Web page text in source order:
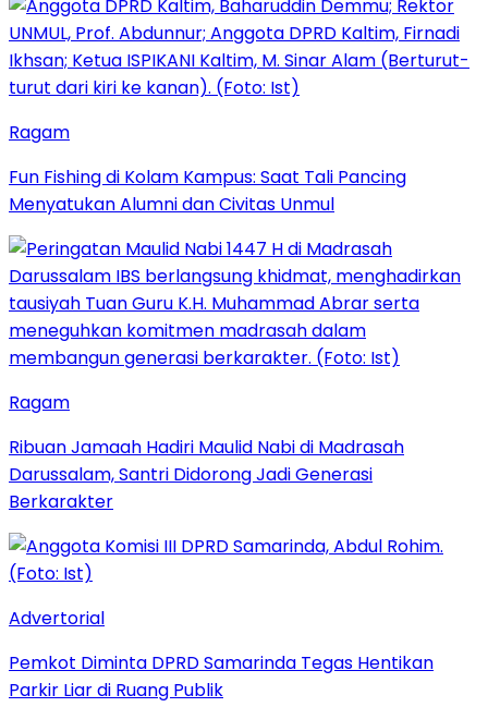
Ragam
Fun Fishing di Kolam Kampus: Saat Tali Pancing
Menyatukan Alumni dan Civitas Unmul
Ragam
Ribuan Jamaah Hadiri Maulid Nabi di Madrasah
Darussalam, Santri Didorong Jadi Generasi
Berkarakter
Advertorial
Pemkot Diminta DPRD Samarinda Tegas Hentikan
Parkir Liar di Ruang Publik